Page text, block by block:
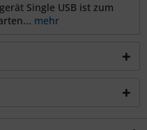
Single USB ist zum
mehr